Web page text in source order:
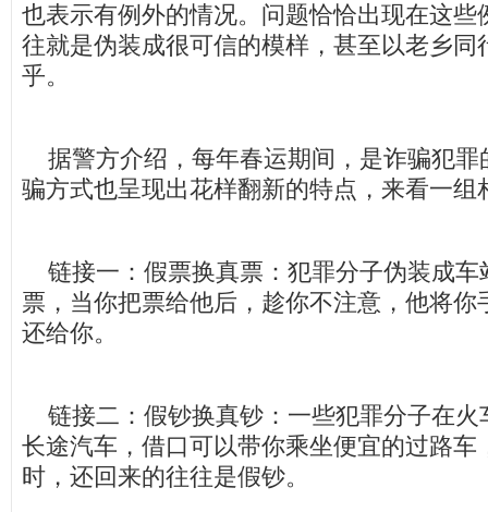
也表示有例外的情况。问题恰恰出现在这些
往就是伪装成很可信的模样，甚至以老乡同
乎。
据警方介绍，每年春运期间，是诈骗犯罪
骗方式也呈现出花样翻新的特点，来看一组
链接一：假票换真票：犯罪分子伪装成车
票，当你把票给他后，趁你不注意，他将你
还给你。
链接二：假钞换真钞：一些犯罪分子在火
长途汽车，借口可以带你乘坐便宜的过路车
时，还回来的往往是假钞。